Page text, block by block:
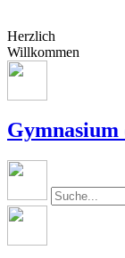
Herzlich
Willkommen